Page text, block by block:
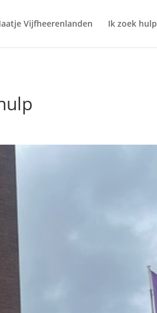
Vijfheerenlanden
Ik zoek hulp